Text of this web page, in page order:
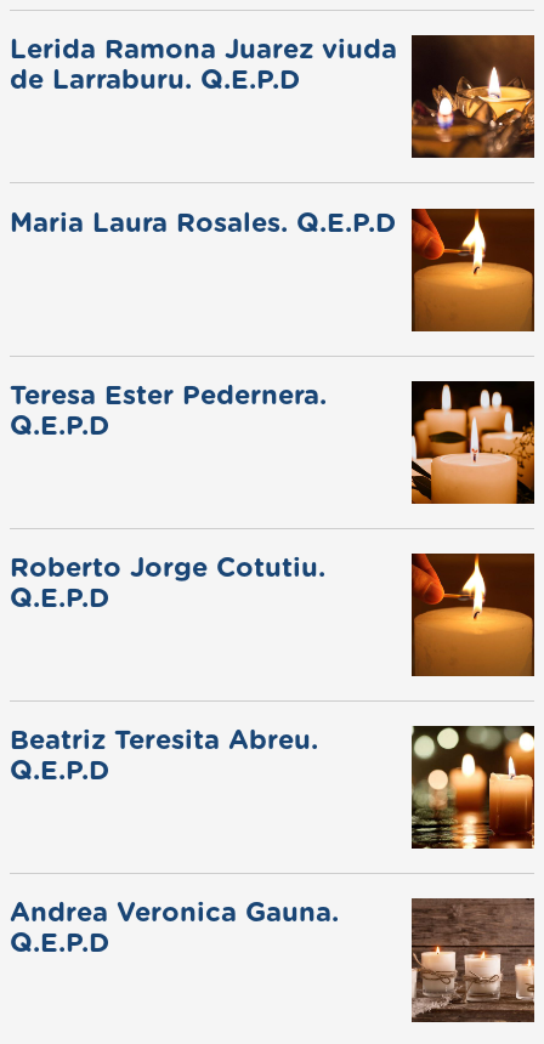
Lerida Ramona Juarez viuda
de Larraburu. Q.E.P.D
Maria Laura Rosales. Q.E.P.D
Teresa Ester Pedernera.
Q.E.P.D
Roberto Jorge Cotutiu.
Q.E.P.D
Beatriz Teresita Abreu.
Q.E.P.D
Andrea Veronica Gauna.
Q.E.P.D